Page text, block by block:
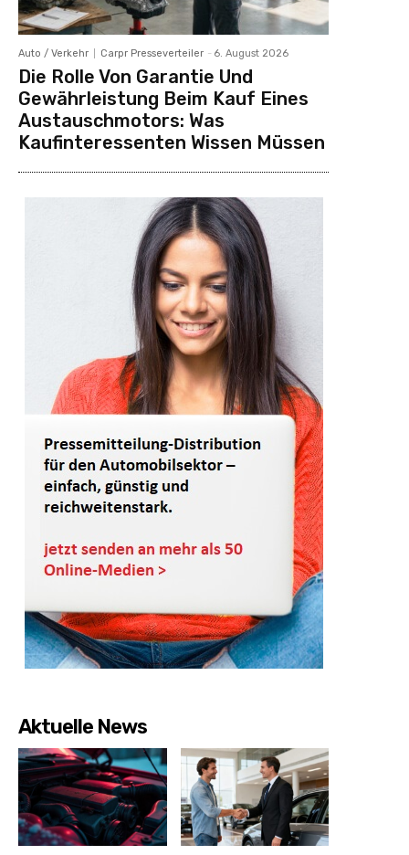
Auto / Verkehr Carpr Presseverteiler - 6. August 2026
Die Rolle Von Garantie Und
Gewährleistung Beim Kauf Eines
Austauschmotors: Was
Kaufinteressenten Wissen Müssen
Aktuelle News